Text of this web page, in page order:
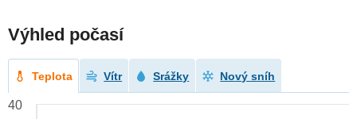
Výhled počasí
Teplota Vítr Srážky Nový sníh
40